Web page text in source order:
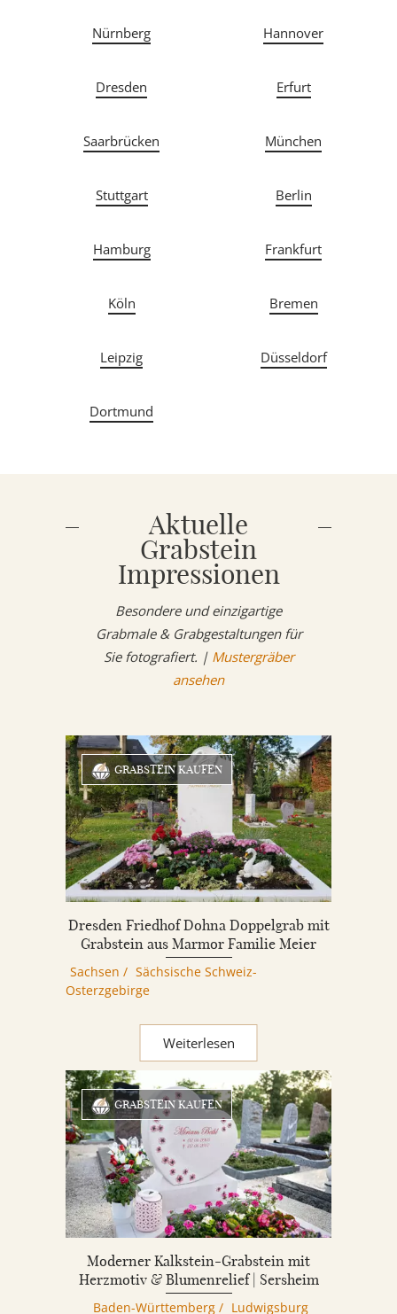
Nürnberg Hannover
Dresden Erfurt
Saarbrücken München
Stuttgart Berlin
Hamburg Frankfurt
Köln Bremen
Leipzig Düsseldorf
Dortmund
Aktuelle
Grabstein
Impressionen
Besondere und einzigartige
Grabmale & Grabgestaltungen für
Sie fotografiert. | Mustergräber
ansehen
GRABSTEIN KAUFEN
Dresden Friedhof Dohna Doppelgrab mit
Grabstein aus Marmor Familie Meier
Sachsen / Sächsische Schweiz-
Osterzgebirge
Weiterlesen
GRABSTEIN KAUFEN
Moderner Kalkstein-Grabstein mit
Herzmotiv & Blumenrelief | Sersheim
Baden-Württemberg / Ludwigsburg